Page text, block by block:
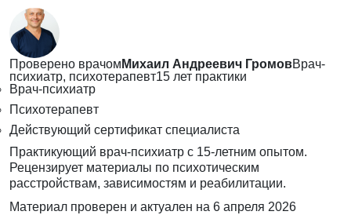
Проверено врачом Михаил Андреевич ГромовВрач-
психиатр, психотерапевт15 лет практики
Врач-психиатр
Психотерапевт
Действующий сертификат специалиста
Практикующий врач-психиатр с 15-летним опытом.
Рецензирует материалы по психотическим
расстройствам, зависимостям и реабилитации.
Материал проверен и актуален на 6 апреля 2026